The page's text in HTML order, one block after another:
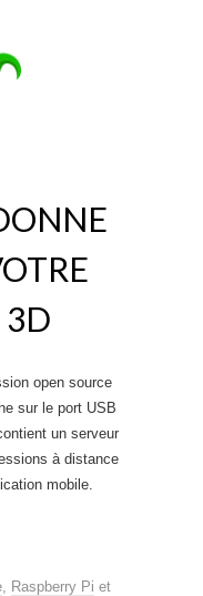
open source
sur le port USB
un serveur
à distance
mobile.
, Raspberry Pi et